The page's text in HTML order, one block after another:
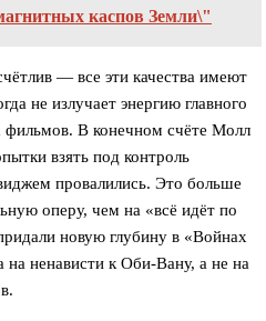
каспов Земли\"
— все эти качества имеют
не излучает энергию главного
фильмов. В конечном счёте Молл
взять под контроль
провалились. Это больше
оперу, чем на «всё идёт по
новую глубину в «Войнах
на ненависти к Оби-Вану, а не на